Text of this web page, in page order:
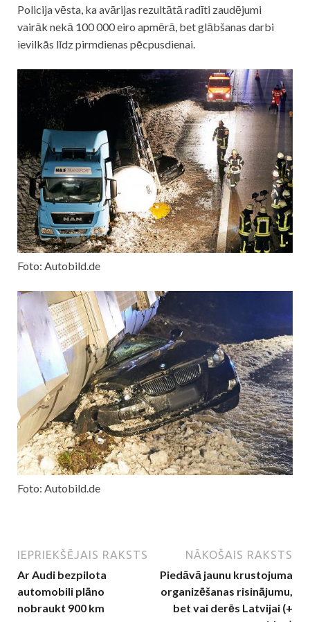
Policija vēsta, ka avārijas rezultātā radīti zaudējumi
vairāk nekā 100 000 eiro apmērā, bet glābšanas darbi
ievilkās līdz pirmdienas pēcpusdienai.
Foto: Autobild.de
Foto: Autobild.de
IEPRIEKŠĒJAIS RAKSTS
Ar Audi bezpilota
automobili plāno
nobraukt 900 km
NĀKOŠAIS RAKSTS
Piedāvā jaunu krustojuma
organizēšanas risinājumu,
bet vai derēs Latvijai (+